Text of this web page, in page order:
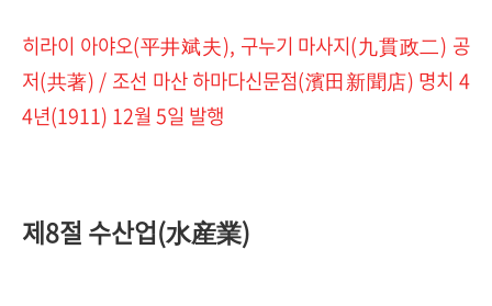
히라이 아야오(平井斌夫), 구누기 마사지(九貫政二) 공
저(共著) / 조선 마산 하마다신문점(濱田新聞店) 명치 4
4년(1911) 12월 5일 발행
제8절 수산업(水産業)